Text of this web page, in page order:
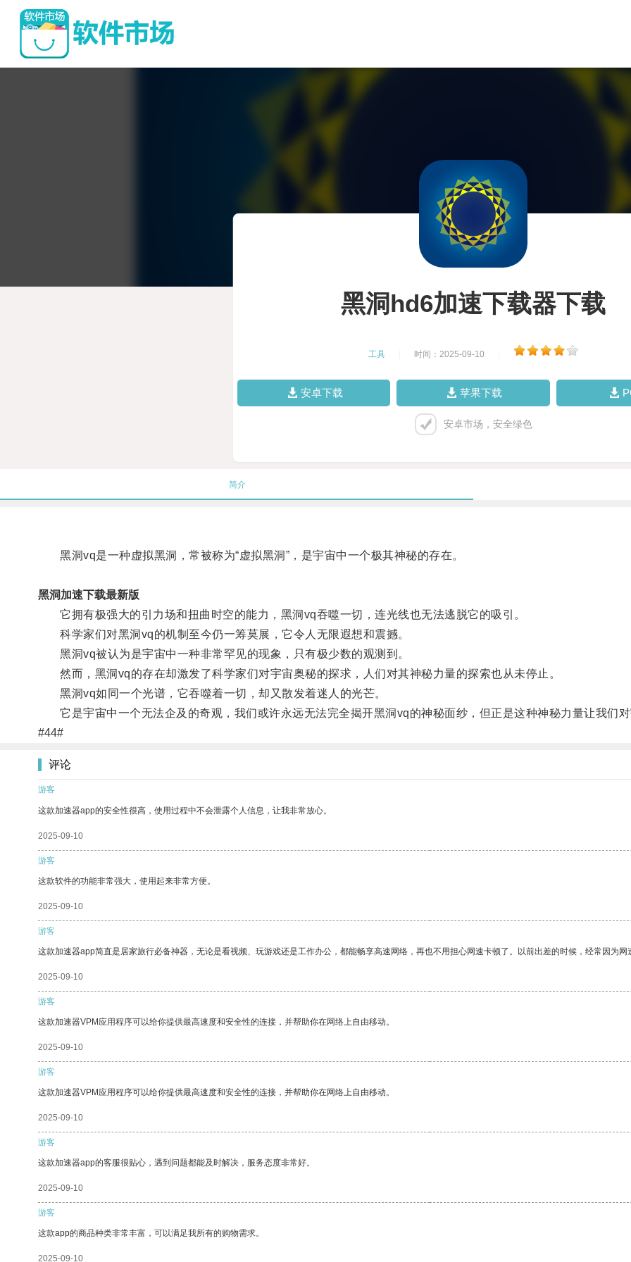
黑洞hd6加速下载器下载
工具 时间：2025-09-10
安卓下载 苹果下载
安卓市场，安全绿色
简介
黑洞vq是一种虚拟黑洞，常被称为“虚拟黑洞”，是宇宙中一个极其神秘的存在。
黑洞加速下载最新版
它拥有极强大的引力场和扭曲时空的能力，黑洞vq吞噬一切，连光线也无法逃脱它的吸引。
科学家们对黑洞vq的机制至今仍一筹莫展，它令人无限遐想和震撼。
黑洞vq被认为是宇宙中一种非常罕见的现象，只有极少数的观测到。
然而，黑洞vq的存在却激发了科学家们对宇宙奥秘的探求，人们对其神秘力量的探索也从未停止。
黑洞vq如同一个光谱，它吞噬着一切，却又散发着迷人的光芒。
它是宇宙中一个无法企及的奇观，我们或许永远无法完全揭开黑洞vq的神秘面纱，但正是这种神秘力量让我们对
#44#
评论
游客
这款加速器app的安全性很高，使用过程中不会泄露个人信息，让我非常放心。
2025-09-10
游客
这款软件的功能非常强大，使用起来非常方便。
2025-09-10
游客
这款加速器app简直是居家旅行必备神器，无论是看视频、玩游戏还是工作办公，都能畅享高速网络，再也不用担心网速卡顿了。以前出差的时候，经常因为
2025-09-10
游客
这款加速器VPM应用程序可以给你提供最高速度和安全性的连接，并帮助你在网络上自由移动。
2025-09-10
游客
这款加速器VPM应用程序可以给你提供最高速度和安全性的连接，并帮助你在网络上自由移动。
2025-09-10
游客
这款加速器app的客服很贴心，遇到问题都能及时解决，服务态度非常好。
2025-09-10
游客
这款app的商品种类非常丰富，可以满足我所有的购物需求。
2025-09-10